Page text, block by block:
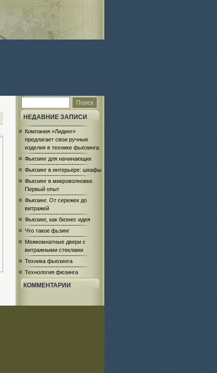
НЕДАВНИЕ ЗАПИСИ
Компания «Лидинг»
предлагает свои ручные
изделия в технике фьюзинга.
Фьюзинг для начинающих
Фьюзинг в интерьере: шкафы
Фьюзинг в микроволновке.
Первый опыт
Фьюзинг. От сережек до
витражей
Фьюзинг, как бизнес идея
Что такое фьзинг
Межкомнатные двери с
витражными стеклами
Техника фьюзинга
Технология фюзинга
КОММЕНТАРИИ